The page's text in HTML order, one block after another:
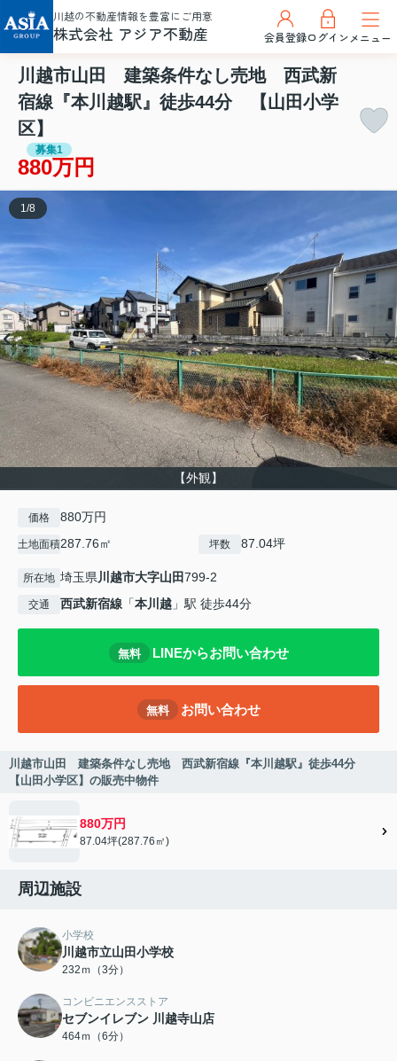
川越の不動産情報を豊富にご用意
株式会社 アジア不動産 会員登録ログインメニュー
川越市山田 建築条件なし売地 西武新
宿線『本川越駅』徒歩44分 【山田小学
区】
募集1
880万円
【外観】
1 /8
価格 880万円
土地面積287.76㎡ 坪数 87.04坪
所在地 埼玉県川越市大字山田799-2
交通 西武新宿線 「本川越 」駅 徒歩44分
無料 LINEからお問い合わせ
無料 お問い合わせ
川越市山田 建築条件なし売地 西武新宿線『本川越駅』徒歩44分
【山田小学区】の販売中物件
880万円
87.04坪(287.76㎡)
周辺施設
小学校
川越市立山田小学校
232ｍ（3分）
コンビニエンスストア
セブンイレブン 川越寺山店
464ｍ（6分）